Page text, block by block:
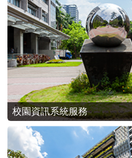
校園資訊系統服務